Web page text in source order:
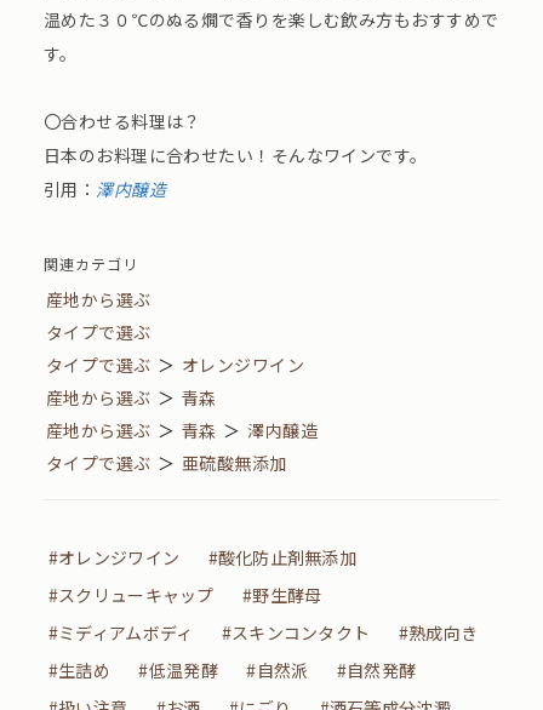
温めた３０℃のぬる燗で香りを楽しむ飲み方もおすすめで
す。
〇合わせる料理は？
日本のお料理に合わせたい！そんなワインです。
引用： 澤内醸造
関連カテゴリ
産地から選ぶ
タイプで選ぶ
タイプで選ぶ ＞ オレンジワイン
産地から選ぶ ＞ 青森
産地から選ぶ ＞ 青森 ＞ 澤内醸造
タイプで選ぶ ＞ 亜硫酸無添加
#オレンジワイン
#酸化防止剤無添加
#スクリューキャップ
#野生酵母
#ミディアムボディ
#スキンコンタクト
#熟成向き
#生詰め
#低温発酵 #自然派
#自然発酵